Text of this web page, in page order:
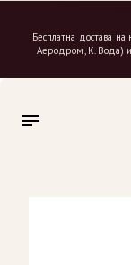
Бесплатна достава
Аеродром, К. Вода)